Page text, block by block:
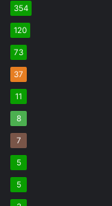
354
120
73
37
11
8
7
5
5